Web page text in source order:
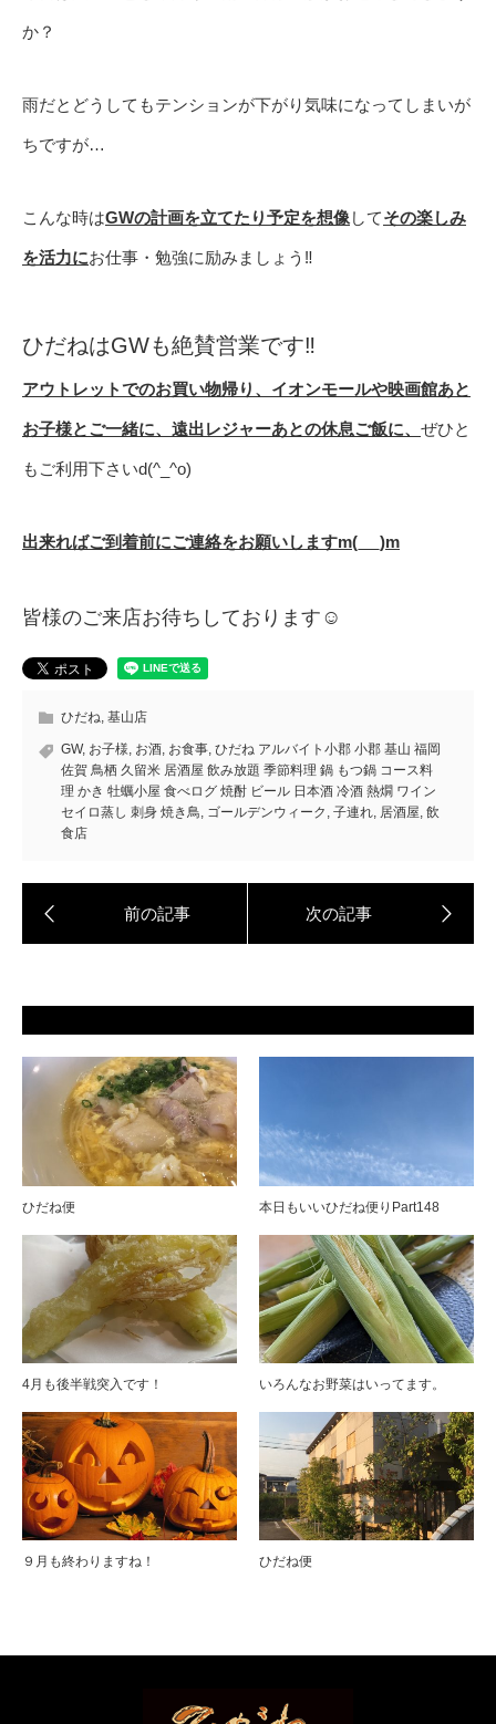
か？
雨だとどうしてもテンションが下がり気味になってしまいが
ちですが…
こんな時はGWの計画を立てたり予定を想像 してその楽しみ
を活力にお仕事・勉強に励みましょう‼️
ひだねはGWも絶賛営業です‼️
アウトレットでのお買い物帰り、イオンモールや映画館あと
お子様とご一緒に、遠出レジャーあとの休息ご飯に、 ぜひと
もご利用下さいd(^_^o)
出来ればご到着前にご連絡をお願いしますm(_ _)m
皆様のご来店お待ちしております☺️
ひだね, 基山店
GW, お子様, お酒, お食事, ひだね アルバイト小郡 小郡 基山 福岡
佐賀 鳥栖 久留米 居酒屋 飲み放題 季節料理 鍋 もつ鍋 コース料
理 かき 牡蠣小屋 食べログ 焼酎 ビール 日本酒 冷酒 熱燗 ワイン
セイロ蒸し 刺身 焼き鳥, ゴールデンウィーク , 子連れ, 居酒屋, 飲
食店
ひだね便 本日もいいひだね便りPart148
4月も後半戦突入です！ いろんなお野菜はいってます。
９月も終わりますね！ ひだね便